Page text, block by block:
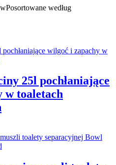
Posortowane według
25l pochłaniające
w toaletach